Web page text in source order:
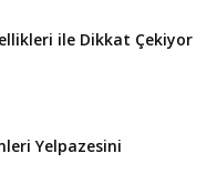
ile Dikkat Çekiyor
Yelpazesini